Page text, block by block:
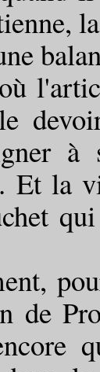
à
Et la
de